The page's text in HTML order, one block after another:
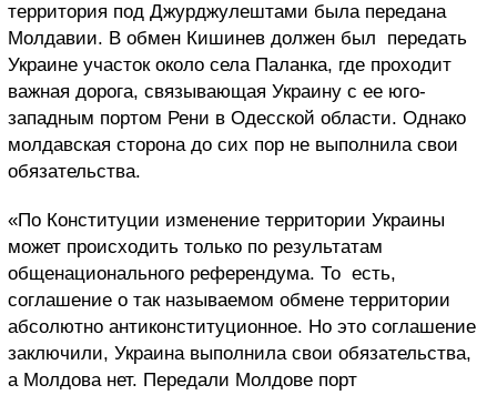
территория под Джурджулештами была передана
Молдавии. В обмен Кишинев должен был передать
Украине участок около села Паланка, где проходит
важная дорога, связывающая Украину с ее юго-
западным портом Рени в Одесской области. Однако
молдавская сторона до сих пор не выполнила свои
обязательства.
«По Конституции изменение территории Украины
может происходить только по результатам
общенационального референдума. То есть,
соглашение о так называемом обмене территории
абсолютно антиконституционное. Но это соглашение
заключили, Украина выполнила свои обязательства,
а Молдова нет. Передали Молдове порт